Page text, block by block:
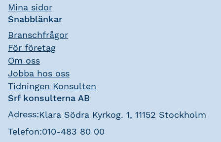
Mina sidor
Snabblänkar
Branschfrågor
För företag
Om oss
Jobba hos oss
Tidningen Konsulten
Srf konsulterna AB
Adress:Klara Södra Kyrkog. 1, 11152 Stockholm
Telefon:010-483 80 00